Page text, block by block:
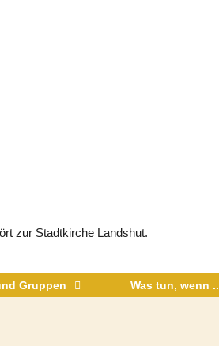
zur Stadtkirche Landshut.
Gruppen Was tun, wenn ..